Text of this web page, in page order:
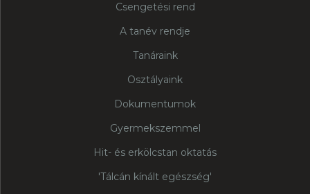
Csengetési rend
A tanév rendje
Tanáraink
Osztályaink
Dokumentumok
Gyermekszemmel
Hit- és erkölcstan oktatás
'Tálcán kínált egészség'